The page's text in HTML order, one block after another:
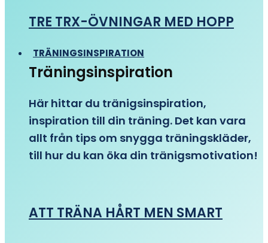
TRE TRX-ÖVNINGAR MED HOPP
TRÄNINGSINSPIRATION
Träningsinspiration
Här hittar du tränigsinspiration,
inspiration till din träning. Det kan vara
allt från tips om snygga träningskläder,
till hur du kan öka din tränigsmotivation!
ATT TRÄNA HÅRT MEN SMART